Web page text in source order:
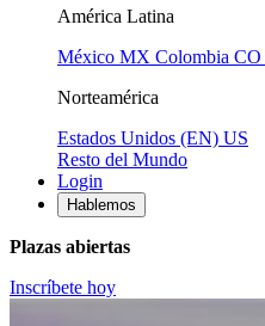
América Latina
México MX Colombia CO
Norteamérica
Estados Unidos (EN) US
Resto del Mundo
Login
Hablemos
Plazas abiertas
Inscríbete hoy